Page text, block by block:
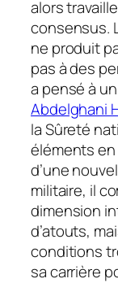
alors
consensus.
ne produit
pas à des
a pensé à
Abdelghani
la Sûreté
éléments
d’une
militaire, il
dimension
d’atouts,
conditions
sa carrière